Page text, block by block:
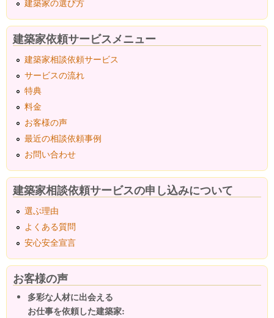
建築家の選び方
建築家依頼サービスメニュー
建築家相談依頼サービス
サービスの流れ
特典
料金
お客様の声
最近の相談依頼事例
お問い合わせ
建築家相談依頼サービスの申し込みについて
選ぶ理由
よくある質問
安心安全宣言
お客様の声
多彩な人材に出会える
お仕事を依頼した建築家: